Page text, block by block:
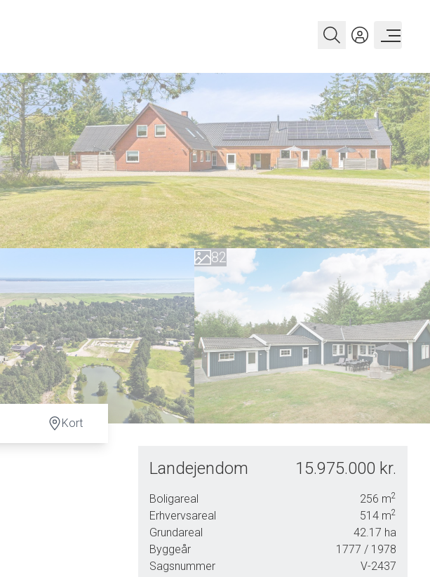
0
1
2
3
4
5
6
7
8
9
0
1
2
3
4
5
6
7
8
Kort
Landejendom 15.975.000 kr.
Boligareal 256 m2
Erhvervsareal 514 m2
Grundareal 42.17 ha
Byggeår
1777 / 1978
Sagsnummer
V-2437